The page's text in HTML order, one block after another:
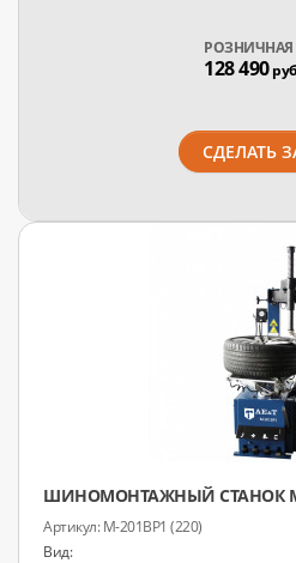
РОЗНИЧНАЯ
128 490
СДЕЛАТЬ
ШИНОМОНТАЖНЫЙ СТАНОК M-
M-201BP1 (220)
Вид: